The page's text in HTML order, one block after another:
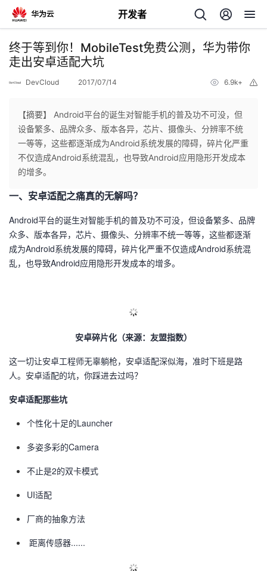
开发者
返
回
个
人
主
页
我
的
开
发
博
客
的
论
我
的
我
播
活
动
的
关
注
我
的
开
堂
我
程
认
证
的
实
验
我
的
收
我
的
我
我
的
持
我
建
议
终于等到你！MobileTest免费公测，华为带你
走出安卓适配大坑
DevCloud 2017/07/14 6.9k+
【摘要】 Android平台的诞生对智能手机的普及功不可没，但
设备繁多、品牌众多、版本各异，芯片、摄像头、分辨率不统
一等等，这些都逐渐成为Android系统发展的障碍，碎片化严重
不仅造成Android系统混乱，也导致Android应用隐形开发成本
的增多。
一、安卓适配之痛真的无解吗？
Android平台的诞生对智能手机的普及功不可没，但设备繁多、品牌
众多、版本各异，芯片、摄像头、分辨率不统一等等，这些都逐渐
成为Android系统发展的障碍，碎片化严重不仅造成Android系统混
乱，也导致Android应用隐形开发成本的增多。
安卓碎片化（来源：友盟指数）
这一切让安卓工程师无辜躺枪，安卓适配深似海，准时下班是路
人。安卓适配的坑，你踩进去过吗？
安卓适配那些坑
个性化十足的Launcher
多姿多彩的Camera
不止是2的双卡模式
UI适配
厂商的抽象方法
距离传感器......